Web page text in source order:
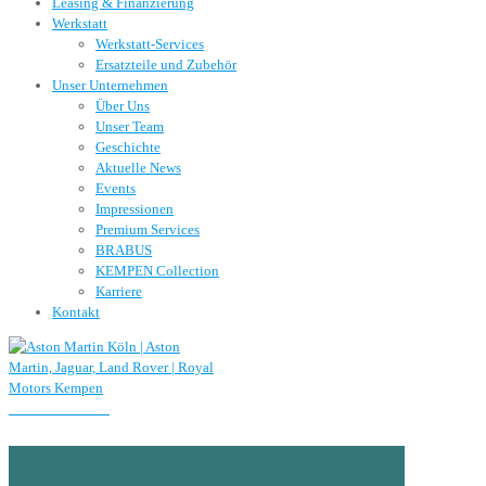
Werkstatt
Werkstatt-Services
Ersatzteile und Zubehör
Unser Unternehmen
Über Uns
Unser Team
Geschichte
Aktuelle News
Events
Impressionen
Premium Services
BRABUS
KEMPEN Collection
Karriere
Kontakt